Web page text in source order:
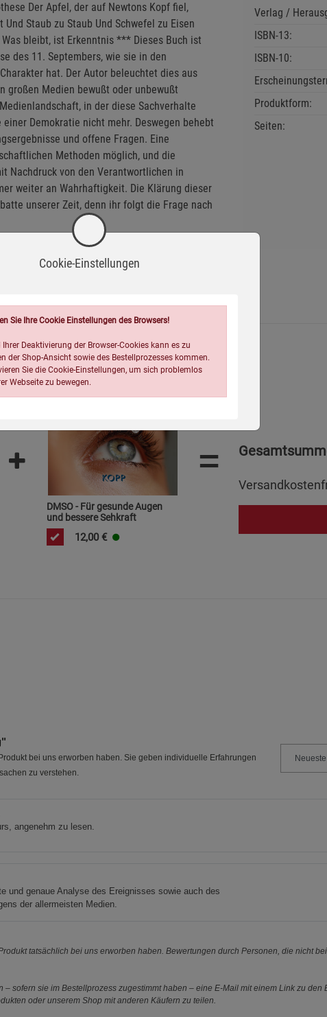
Der Apfel, der auf Newtons Kopf fiel,
Staub zu Staub Und Schwefel zu Eisen
bleibt, ist Erkenntnis *** Dieses Buch ist
des 11. Septembers, wie sie in den
hat. Der Autor beleuchtet dies aus
großen Medien bewußt oder unbewußt
in der diese Sachverhalte
Demokratie nicht mehr. Deswegen behebt
und offene Fragen. Eine
Methoden möglich, und die
Nachdruck von den Verantwortlichen in
weiter an Wahrhaftigkeit. Die Klärung dieser
unserer Zeit, denn ihr folgt die Frage nach
Verlag /
ISBN-13:
ISBN-10:
Produktform:
Seiten:
DMSO - Für gesunde Augen
und bessere Sehkraft
12,00 €
=
bei uns erworben haben. Sie geben individuelle Erfahrungen
zu verstehen.
angenehm zu lesen.
und genaue Analyse des Ereignisses sowie auch des
der allermeisten Medien.
tatsächlich bei uns erworben haben. Bewertungen durch Personen, die nicht
sofern sie im Bestellprozess zugestimmt haben – eine E-Mail mit einem Link zu den
oder unserem Shop mit anderen Käufern zu teilen.
Cookie-Einstellungen
Sie Ihre Cookie Einstellungen des Browsers!
Deaktivierung der Browser-Cookies kann es zu
der Shop-Ansicht sowie des Bestellprozesses kommen.
Sie die Cookie-Einstellungen, um sich problemlos
Webseite zu bewegen.
Einwilligung nicht erteilen
Cookies (5)
Cookie-Informationenanzeigen
Marketing Cookies